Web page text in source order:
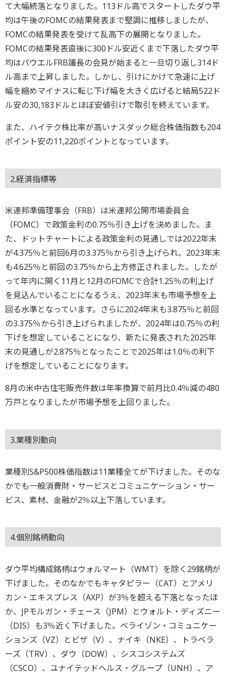
て大幅続落となりました。113ドル高でスタートしたダウ平
均は午後のFOMCの結果発表まで堅調に推移しましたが、
FOMCの結果発表を受けて乱高下の展開となりました。
FOMCの結果発表直後に300ドル安近くまで下落したダウ平
均はパウエルFRB議長の会見が始まると一旦切り返し314ド
ル高まで上昇しました。しかし、引けにかけて急速に上げ
幅を縮めマイナスに転じ下げ幅を大きく広げると結局522ド
ル安の30,183ドルとほぼ安値引けで取引を終えています。
また、ハイテク株比率が高いナスダック総合株価指数も204
ポイント安の11,220ポイントとなっています。
2.経済指標等
米連邦準備理事会（FRB）は米連邦公開市場委員会
（FOMC）で政策金利の0.75％引き上げを決めました。ま
た、ドットチャートによる政策金利の見通しでは2022年末
が4.375％と前回6月の3.375％から引き上げられ、2023年末
も4.625％と前回の3.75％から上方修正されました。したが
って年内に開く11月と12月のFOMCで合計1.25％の利上げ
を見込んでいることになるうえ、2023年末も市場予想を上
回る水準となっています。さらに2024年末も3.875％と前回
の3.375％から引き上げられましたが、2024年は0.75％の利
下げを想定していることになり、新たに発表された2025年
末の見通しが2.875％となったことで2025年は1.0％の利下
げを想定していることになります。
8月の米中古住宅販売件数は年率換算で前月比0.4％減の480
万戸となりましたが市場予想を上回りました。
3.業種別動向
業種別S&P500株価指数は11業種全てが下げました。そのな
かでも一般消費財・サービスとコミュニケーション・サー
ビス、素材、金融が2％以上下落しています。
4.個別銘柄動向
ダウ平均構成銘柄はウォルマート（WMT）を除く29銘柄が
下げました。そのなかでもキャタピラー（CAT）とアメリ
カン・エキスプレス（AXP）が3％を超える下落となったほ
か、JPモルガン・チェース（JPM）とウォルト・ディズニー
（DIS）も3％近く下げました。ベライゾン・コミュニケー
ションズ（VZ）とビザ（V）、ナイキ（NKE）、トラベラ
ーズ（TRV）、ダウ（DOW）、シスコシステムズ
（CSCO）、ユナイテッドヘルス・グループ（UNH）、ア